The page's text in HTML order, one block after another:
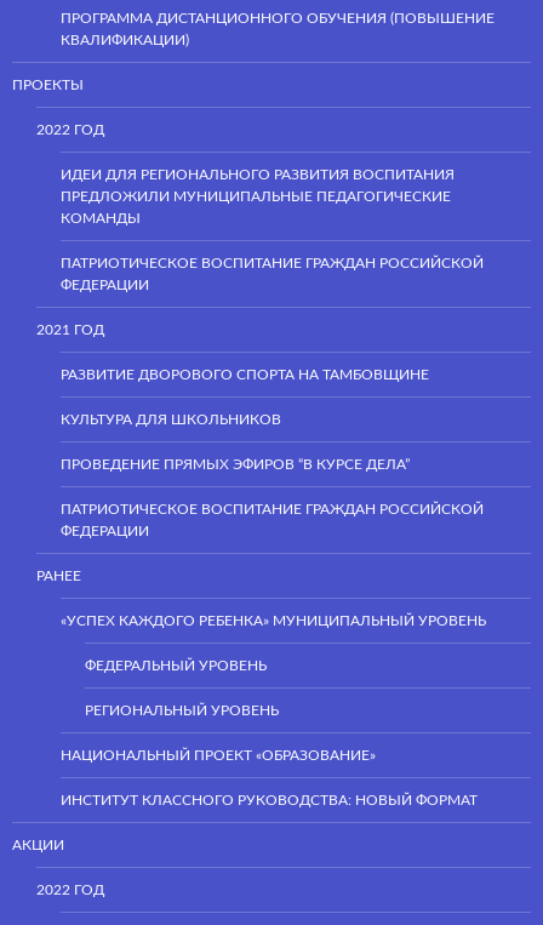
ПРОГРАММА ДИСТАНЦИОННОГО ОБУЧЕНИЯ (ПОВЫШЕНИЕ
КВАЛИФИКАЦИИ)
ПРОЕКТЫ
2022 ГОД
ИДЕИ ДЛЯ РЕГИОНАЛЬНОГО РАЗВИТИЯ ВОСПИТАНИЯ
ПРЕДЛОЖИЛИ МУНИЦИПАЛЬНЫЕ ПЕДАГОГИЧЕСКИЕ
КОМАНДЫ
ПАТРИОТИЧЕСКОЕ ВОСПИТАНИЕ ГРАЖДАН РОССИЙСКОЙ
ФЕДЕРАЦИИ
2021 ГОД
РАЗВИТИЕ ДВОРОВОГО СПОРТА НА ТАМБОВЩИНЕ
КУЛЬТУРА ДЛЯ ШКОЛЬНИКОВ
ПРОВЕДЕНИЕ ПРЯМЫХ ЭФИРОВ “В КУРСЕ ДЕЛА”
ПАТРИОТИЧЕСКОЕ ВОСПИТАНИЕ ГРАЖДАН РОССИЙСКОЙ
ФЕДЕРАЦИИ
РАНЕЕ
«УСПЕХ КАЖДОГО РЕБЕНКА» МУНИЦИПАЛЬНЫЙ УРОВЕНЬ
ФЕДЕРАЛЬНЫЙ УРОВЕНЬ
РЕГИОНАЛЬНЫЙ УРОВЕНЬ
НАЦИОНАЛЬНЫЙ ПРОЕКТ «ОБРАЗОВАНИЕ»
ИНСТИТУТ КЛАССНОГО РУКОВОДСТВА: НОВЫЙ ФОРМАТ
АКЦИИ
2022 ГОД